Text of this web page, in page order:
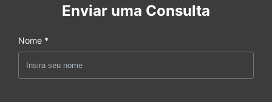
Enviar uma Consulta
Nome *